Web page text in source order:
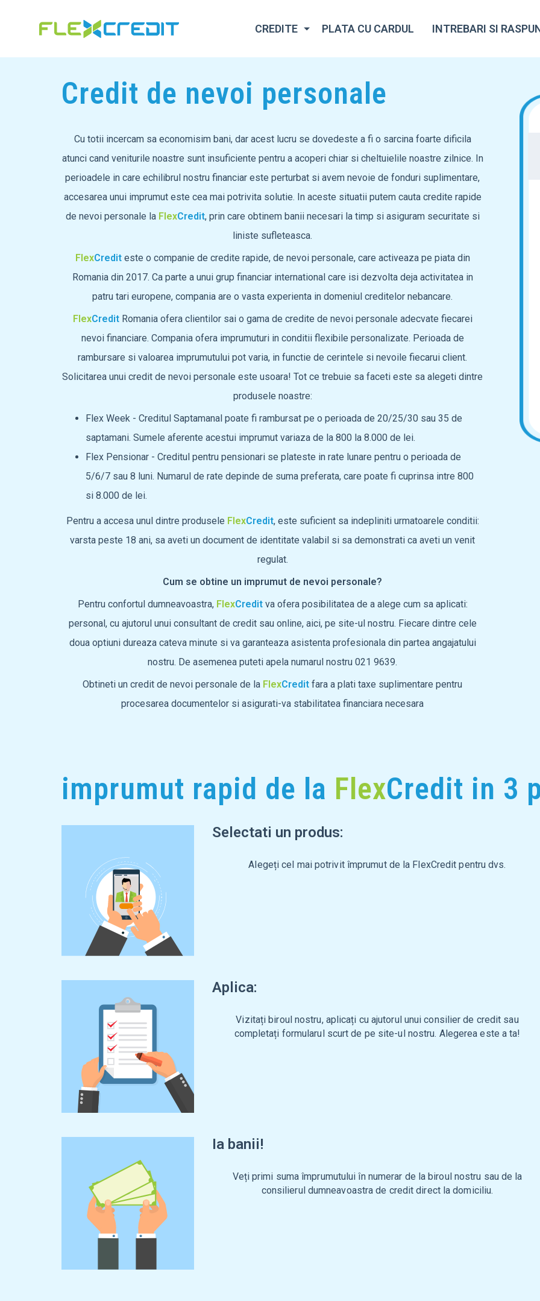
CREDITE PLATA CU CARDUL INTREBARI SI
Credit de nevoi personale
Cu totii incercam sa economisim bani, dar acest lucru se dovedeste a fi o sarcina foarte dificila
atunci cand veniturile noastre sunt insuficiente pentru a acoperi chiar si cheltuielile noastre zilnice. In
perioadele in care echilibrul nostru financiar este perturbat si avem nevoie de fonduri suplimentare,
accesarea unui imprumut este cea mai potrivita solutie. In aceste situatii putem cauta credite rapide
de nevoi personale la FlexCredit, prin care obtinem banii necesari la timp si asiguram securitate si
liniste sufleteasca.
FlexCrediteste o companie de credite rapide, de nevoi personale, care activeaza pe piata din
Romania din 2017. Ca parte a unui grup financiar international care isi dezvolta deja activitatea in
patru tari europene, compania are o vasta experienta in domeniul creditelor nebancare.
FlexCreditRomania ofera clientilor sai o gama de credite de nevoi personale adecvate fiecarei
nevoi financiare. Compania ofera imprumuturi in conditii flexibile personalizate. Perioada de
rambursare si valoarea imprumutului pot varia, in functie de cerintele si nevoile fiecarui client.
Solicitarea unui credit de nevoi personale este usoara! Tot ce trebuie sa faceti este sa alegeti dintre
produsele noastre:
Flex Week - Creditul Saptamanal poate fi rambursat pe o perioada de 20/25/30 sau 35 de
saptamani. Sumele aferente acestui imprumut variaza de la 800 la 8.000 de lei.
Flex Pensionar - Creditul pentru pensionari se plateste in rate lunare pentru o perioada de
5/6/7 sau 8 luni. Numarul de rate depinde de suma preferata, care poate fi cuprinsa intre 800
si 8.000 de lei.
Pentru a accesa unul dintre produsele FlexCredit, este suficient sa indepliniti urmatoarele conditii:
varsta peste 18 ani, sa aveti un document de identitate valabil si sa demonstrati ca aveti un venit
regulat.
Cum se obtine un imprumut de nevoi personale?
Pentru confortul dumneavoastra, FlexCreditva ofera posibilitatea de a alege cum sa aplicati:
personal, cu ajutorul unui consultant de credit sau online, aici, pe site-ul nostru. Fiecare dintre cele
doua optiuni dureaza cateva minute si va garanteaza asistenta profesionala din partea angajatului
nostru. De asemenea puteti apela numarul nostru 021 9639.
Obtineti un credit de nevoi personale de la FlexCredit fara a plati taxe suplimentare pentru
procesarea documentelor si asigurati-va stabilitatea financiara necesara
imprumut rapid de la FlexCredit in 3
Selectati un produs:
Alegeți cel mai potrivit împrumut de la FlexCredit pentru dvs.
Aplica:
Vizitați biroul nostru, aplicați cu ajutorul unui consilier de credit sau
completați formularul scurt de pe site-ul nostru. Alegerea este a ta!
Ia banii!
Veți primi suma împrumutului în numerar de la biroul nostru sau de la
consilierul dumneavoastra de credit direct la domiciliu.